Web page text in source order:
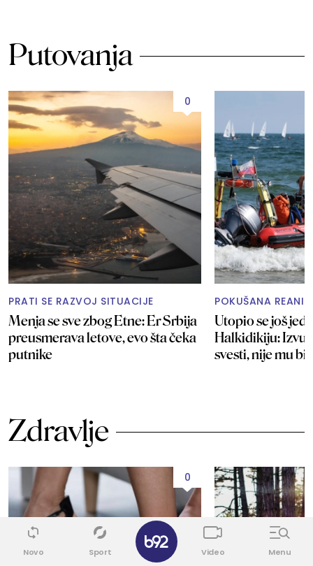
Putovanja
0
PRATI SE RAZVOJ SITUACIJE
Menja se sve zbog Etne: Er Srbija
preusmerava letove, evo šta čeka
putnike
POKUŠANA
Utopio se još
Halkidikiju:
svesti, nije mu
Zdravlje
0
Novo Sport Video Menu
✕